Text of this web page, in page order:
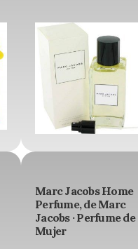
Marc Jacobs Home
Perfume, de Marc
Jacobs · Perfume de
Mujer